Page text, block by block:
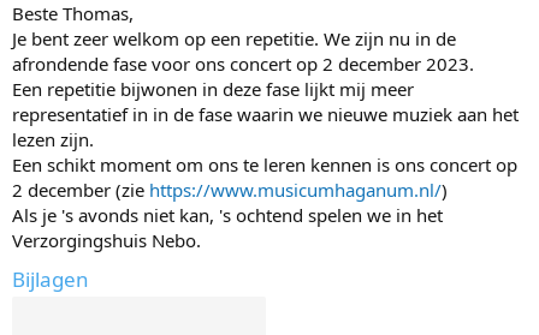
Beste Thomas,
Je bent zeer welkom op een repetitie. We zijn nu in de
afrondende fase voor ons concert op 2 december 2023.
Een repetitie bijwonen in deze fase lijkt mij meer
representatief in in de fase waarin we nieuwe muziek aan het
lezen zijn.
Een schikt moment om ons te leren kennen is ons concert op
2 december (zie https://www.musicumhaganum.nl/)
Als je 's avonds niet kan, 's ochtend spelen we in het
Verzorgingshuis Nebo.
Bijlagen